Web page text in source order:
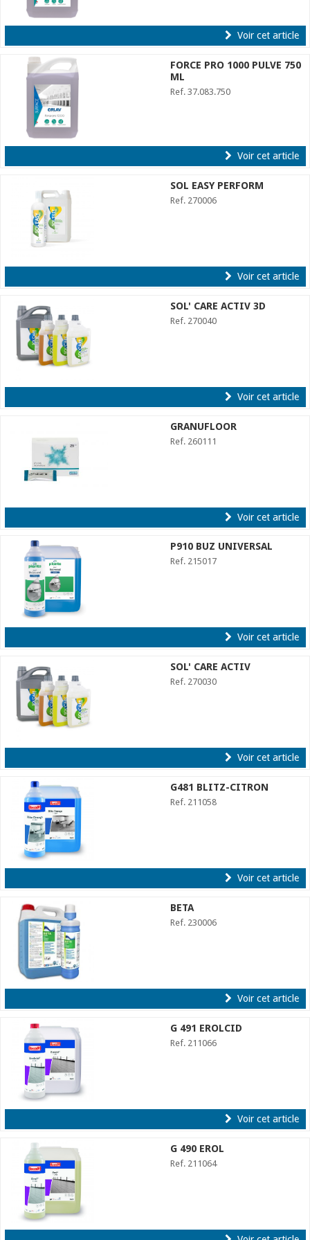
Voir cet article
FORCE PRO 1000 PULVE 750
ML
Ref. 37.083.750
Voir cet article
SOL EASY PERFORM
Ref. 270006
Voir cet article
SOL' CARE ACTIV 3D
Ref. 270040
Voir cet article
GRANUFLOOR
Ref. 260111
Voir cet article
P910 BUZ UNIVERSAL
Ref. 215017
Voir cet article
SOL' CARE ACTIV
Ref. 270030
Voir cet article
G481 BLITZ-CITRON
Ref. 211058
Voir cet article
BETA
Ref. 230006
Voir cet article
G 491 EROLCID
Ref. 211066
Voir cet article
G 490 EROL
Ref. 211064